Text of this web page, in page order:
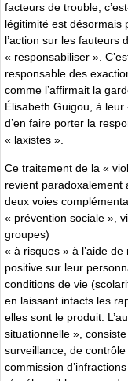
facteurs de trouble,
légitimité est désormais
l’action sur les fauteurs
« responsabiliser ».
responsable des
comme l’affirmait la
Élisabeth Guigou, à
d’en faire porter la
« laxistes ».
Ce traitement de la «
revient paradoxalement
deux voies
« prévention sociale »,
groupes)
« à risques » à l’aide
positive sur leur
conditions de vie
en laissant intacts les
elles sont le produit.
situationnelle »,
surveillance, de
commission